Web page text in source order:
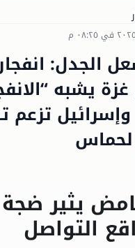
الجدل:
يشبه
تزعم
لحماس
يثير ضجة
التواصل